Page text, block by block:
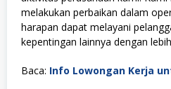
melakukan perbaikan dalam
harapan dapat melayani
kepentingan lainnya dengan
Baca: Info Lowongan Kerja